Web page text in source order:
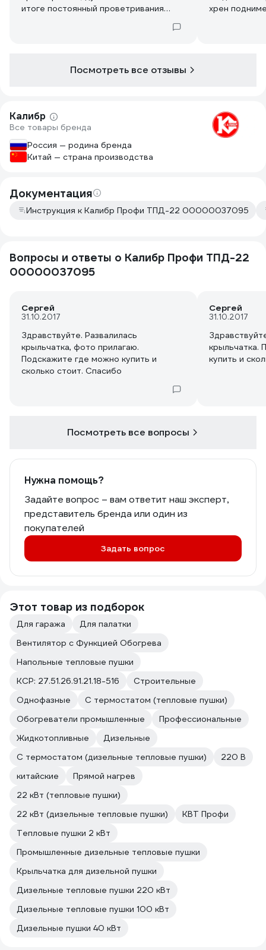
итоге постоянный проветривания
и поставили вентилятор, посмотрим
стоит в углу и шибко не напрягает.
хрен
Посмотреть все отзывы
Калибр
Все товары бренда
Россия — родина бренда
Китай — страна производства
Документация
Инструкция к Калибр Профи ТПД-22 00000037095
Вопросы и ответы о Калибр Профи ТПД-22
00000037095
Сергей
31.10.2017
Здравствуйте. Развалилась
крыльчатка, фото прилагаю.
Подскажите где можно купить и
сколько стоит. Спасибо
Сергей
31.10.2017
крыльчатка.
купить и
Посмотреть все вопросы
Нужна помощь?
Задайте вопрос – вам ответит наш эксперт,
представитель бренда или один из
покупателей
Задать вопрос
Этот товар из подборок
Для гаража
Для палатки
Вентилятор с Функцией Обогрева
Напольные тепловые пушки
КСР: 27.51.26.91.21.18-516
Строительные
Однофазные
С термостатом (тепловые пушки)
Обогреватели промышленные
Профессиональные
Жидкотопливные
Дизельные
С термостатом (дизельные тепловые пушки)
220 В
китайские
Прямой нагрев
22 кВт (тепловые пушки)
22 кВт (дизельные тепловые пушки)
КВТ Профи
Тепловые пушки 2 кВт
Промышленные дизельные тепловые пушки
Крыльчатка для дизельной пушки
Дизельные тепловые пушки 220 кВт
Дизельные тепловые пушки 100 кВт
Дизельные пушки 40 кВт